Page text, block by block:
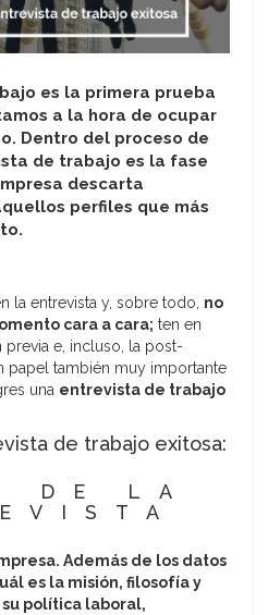
es la primera prueba
a la hora de ocupar
Dentro del proceso de
de trabajo es la fase
descarta
perfiles que más
la entrevista y, sobre todo, no
cara a cara; ten en
e, incluso, la post-
papel también muy importante
una entrevista de trabajo
de trabajo exitosa:
DE LA
Además de los datos
es la misión, filosofía y
política laboral,